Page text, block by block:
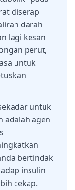
diserap
darah
lagi kesan
perut,
untuk
untuk
adalah agen
bertindak
insulin
cekap.